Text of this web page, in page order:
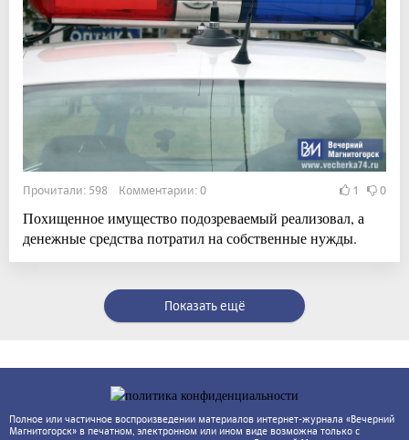
Прочитали: 598 Комментарии: 0 1 0
Похищенное имущество подозреваемый реализовал, а
денежные средства потратил на собственные нужды.
Показать ещё
Полное или частичное воспроизведении материалов интернет-журнала «Вечерний
Магнитогорск» в печатном, электронном или ином виде возможна только с